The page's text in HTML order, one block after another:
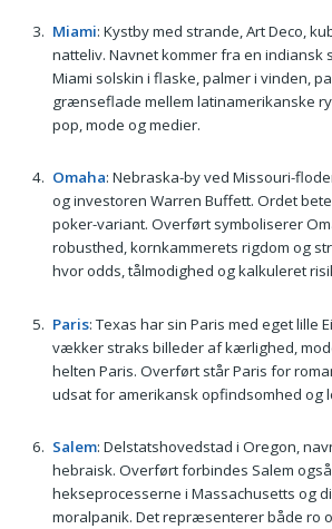
Miami: Kystby med strande, Art Deco,
natteliv. Navnet kommer fra en indiansk
Miami solskin i flaske, palmer i vinden,
grænseflade mellem latinamerikanske
pop, mode og medier.
Omaha: Nebraska-by ved Missouri-
og investoren Warren Buffett. Ordet
poker-variant. Overført symboliserer
robusthed, kornkammerets rigdom og
hvor odds, tålmodighed og kalkuleret
Paris: Texas har sin Paris med eget lille
vækker straks billeder af kærlighed,
helten Paris. Overført står Paris for
udsat for amerikansk opfindsomhed og
Salem: Delstatshovedstad i Oregon,
hebraisk. Overført forbindes Salem
hekseprocesserne i Massachusetts og
moralpanik. Det repræsenterer både ro